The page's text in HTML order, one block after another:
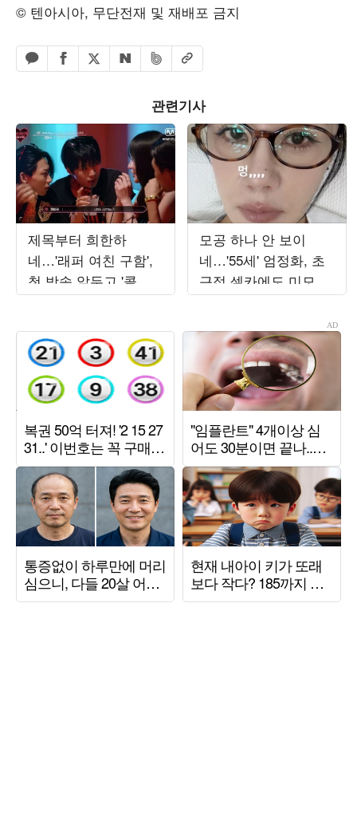
© 텐아시아, 무단전재 및 재배포 금지
카카오톡 공유하기
페이스북 공유하기
엑스 공유하기
네이버 공유하기
밴드 공유하기
URL복사
관련기사
제목부터 희한하
네…'래퍼 여친 구함',
첫 방송 앞두고 '콜아
웃 ♥데이트' 현장 공개
모공 하나 안 보이
네…'55세' 엄정화, 초
근접 셀카에도 미모 자
신감 '대폭발'